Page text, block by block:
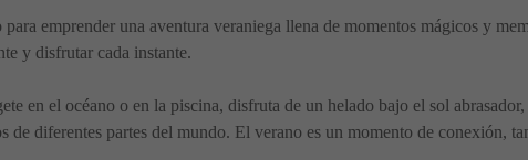
emprender una aventura veraniega llena de momentos mágicos y
y disfrutar cada instante.
en el océano o en la piscina, disfruta de un helado bajo el sol
diferentes partes del mundo. El verano es un momento de conexión,